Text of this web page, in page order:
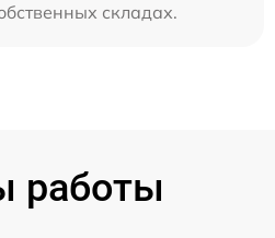
складах.
работы